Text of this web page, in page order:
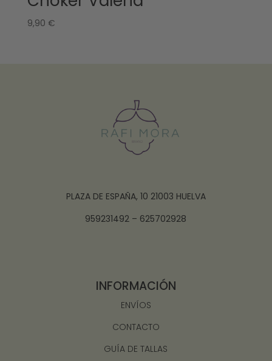
9,90 €
PLAZA DE ESPAÑA, 10 21003 HUELVA
959231492 – 625702928
INFORMACIÓN
ENVÍOS
CONTACTO
GUÍA DE TALLAS